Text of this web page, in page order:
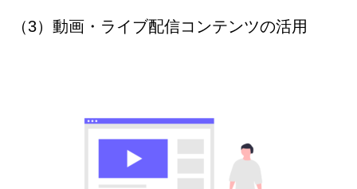
（3）動画・ライブ配信コンテンツの活用